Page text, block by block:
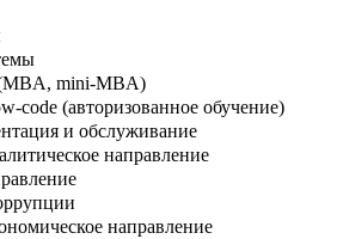
mini-MBA)
code (авторизованное обучение)
и обслуживание
направление
направление